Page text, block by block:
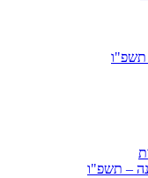
תשפ"ו
– תשפ"ו